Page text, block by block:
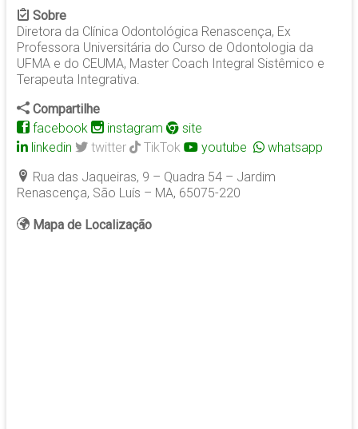
Sobre
Diretora da Clínica Odontológica Renascença, Ex
Professora Universitária do Curso de Odontologia da
UFMA e do CEUMA, Master Coach Integral Sistêmico e
Terapeuta Integrativa.
Compartilhe
facebook
instagram
site
linkedin
twitter TikTok youtube
whatsapp
Rua das Jaqueiras, 9 – Quadra 54 – Jardim
Renascença, São Luís – MA, 65075-220
Mapa de Localização